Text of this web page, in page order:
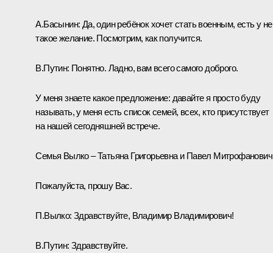
А.Басынин: Да, один ребёнок хочет стать военным, есть у
такое желание. Посмотрим, как получится.
В.Путин: Понятно. Ладно, вам всего самого доброго.
У меня знаете какое предложение: давайте я просто буду
называть, у меня есть список семей, всех, кто присутствует
на нашей сегодняшней встрече.
Семья Вылко – Татьяна Григорьевна и Павел
Пожалуйста, прошу Вас.
П.Вылко: Здравствуйте, Владимир Владимирович!
В.Путин: Здравствуйте.